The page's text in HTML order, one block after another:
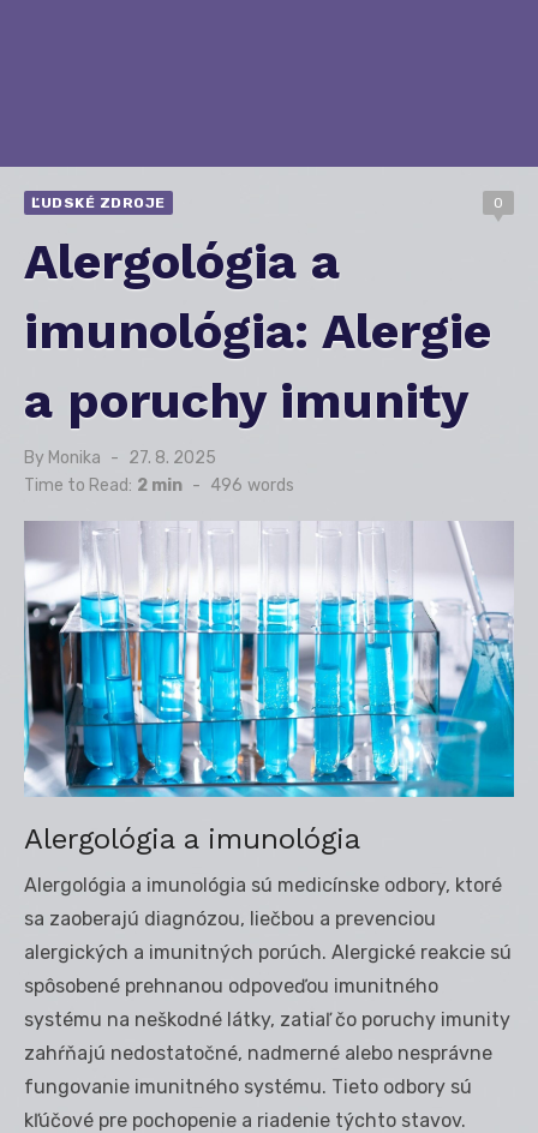
ĽUDSKÉ ZDROJE 0
Alergológia a
imunológia: Alergie
a poruchy imunity
By Monika
Posted
on
27. 8. 2025
Time to Read: 2 min - 496 words
Alergológia a imunológia
Alergológia a imunológia sú medicínske odbory, ktoré
sa zaoberajú diagnózou, liečbou a prevenciou
alergických a imunitných porúch. Alergické reakcie sú
spôsobené prehnanou odpoveďou imunitného
systému na neškodné látky, zatiaľ čo poruchy imunity
zahŕňajú nedostatočné, nadmerné alebo nesprávne
fungovanie imunitného systému. Tieto odbory sú
kľúčové pre pochopenie a riadenie týchto stavov.